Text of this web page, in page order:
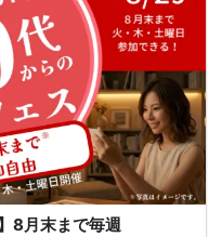
8月末まで毎週